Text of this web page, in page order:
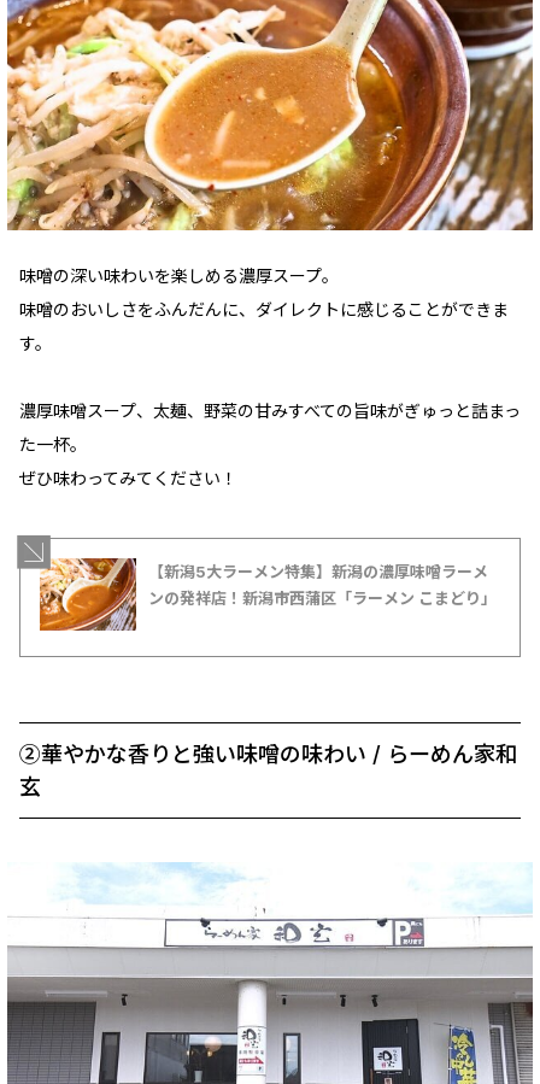
味噌の深い味わいを楽しめる濃厚スープ。
味噌のおいしさをふんだんに、ダイレクトに感じることができま
す。
濃厚味噌スープ、太麺、野菜の甘みすべての旨味がぎゅっと詰まっ
た一杯。
ぜひ味わってみてください！
【新潟5大ラーメン特集】新潟の濃厚味噌ラーメ
ンの発祥店！新潟市西蒲区「ラーメン こまどり」
②華やかな香りと強い味噌の味わい / らーめん家和
玄